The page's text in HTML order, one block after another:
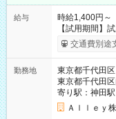
給与
時給1,400円～
【試用期間】
給与は本採用
交通費別途
勤務地
東京都千代田区
東京都千代田
寄り駅：神田駅
Ａｌｌｅｙ